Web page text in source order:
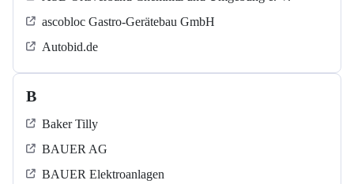
ascobloc Gastro-Gerätebau GmbH
Autobid.de
B
Baker Tilly
BAUER AG
BAUER Elektroanlagen